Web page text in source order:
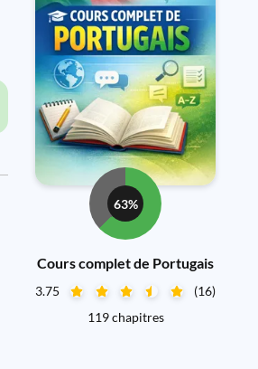
63%
Cours complet de Portugais
3.75
(16)
119 chapitres